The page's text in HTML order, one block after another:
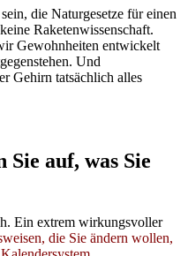
die Naturgesetze für einen
Raketenwissenschaft.
Gewohnheiten entwickelt
Und
Gehirn tatsächlich alles
auf, was Sie
Ein extrem wirkungsvoller
die Sie ändern wollen,